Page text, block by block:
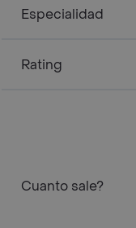
Especialidad
Rating
Cuanto sale?